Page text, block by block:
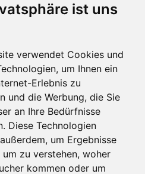
ist uns
verwendet Cookies und
um Ihnen ein
Erlebnis zu
und die Werbung, die Sie
an Ihre Bedürfnisse
Diese Technologien
um Ergebnisse
um zu verstehen, woher
kommen oder um